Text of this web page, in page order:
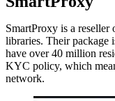
SmartProxy is a
libraries. Their package
have over 40 million
KYC policy, which
network.